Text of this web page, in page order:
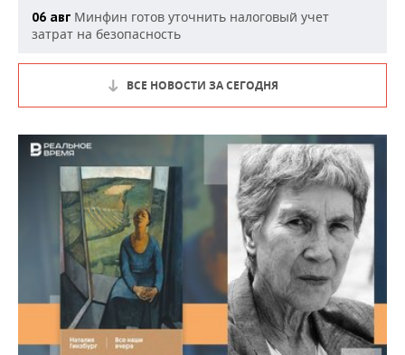
06 авг Минфин готов уточнить налоговый учет
затрат на безопасность
ВСЕ НОВОСТИ ЗА СЕГОДНЯ